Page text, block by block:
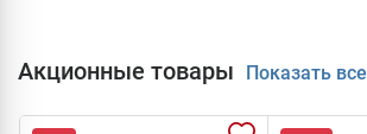
Акционные товары Показать все